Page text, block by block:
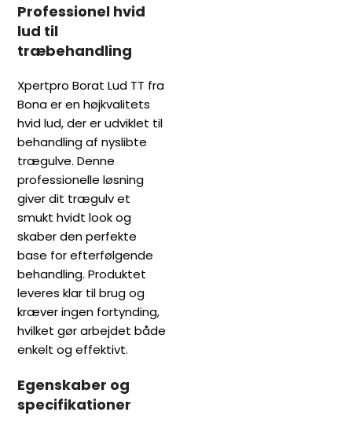
Professionel hvid
lud til
træbehandling
Xpertpro Borat Lud TT fra
Bona er en højkvalitets
hvid lud, der er udviklet til
behandling af nyslibte
trægulve. Denne
professionelle løsning
giver dit trægulv et
smukt hvidt look og
skaber den perfekte
base for efterfølgende
behandling. Produktet
leveres klar til brug og
kræver ingen fortynding,
hvilket gør arbejdet både
enkelt og effektivt.
Egenskaber og
specifikationer